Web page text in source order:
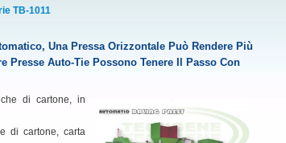
TB-1011
Una Pressa Orizzontale Può Rendere Più
Presse Auto-Tie Possono Tenere Il Passo Con
di cartone, in
di cartone, carta